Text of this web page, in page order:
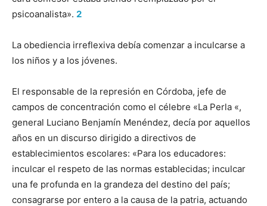
psicoanalista». 2
La obediencia irreflexiva debía comenzar a inculcarse a
los niños y a los jóvenes.
El responsable de la represión en Córdoba, jefe de
campos de concentración como el célebre «La Perla «,
general Luciano Benjamín Menéndez, decía por aquellos
años en un discurso dirigido a directivos de
establecimientos escolares: «Para los educadores:
inculcar el respeto de las normas establecidas; inculcar
una fe profunda en la grandeza del destino del país;
consagrarse por entero a la causa de la patria, actuando